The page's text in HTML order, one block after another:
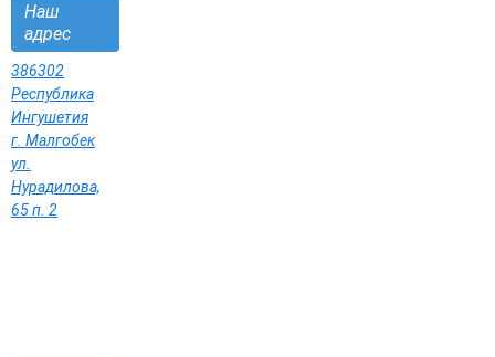
Наш
адрес
386302
Республика
Ингушетия
г. Малгобек
ул.
Нурадилова,
65 п. 2